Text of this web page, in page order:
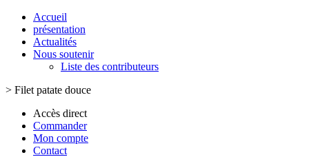
Accueil
présentation
Actualités
Nous soutenir
Liste des contributeurs
> Filet patate douce
Accès direct
Commander
Mon compte
Contact